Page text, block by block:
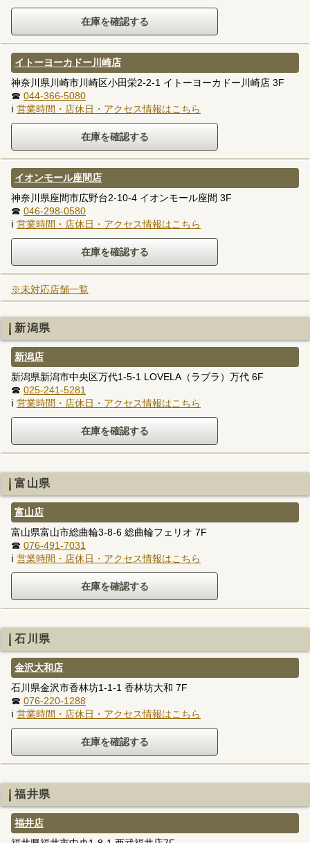
イトーヨーカドー川崎店
神奈川県川崎市川崎区小田栄2-2-1 イトーヨーカドー川崎店 3F
☎ 044-366-5080
ℹ 営業時間・店休日・アクセス情報はこちら
イオンモール座間店
神奈川県座間市広野台2-10-4 イオンモール座間 3F
☎ 046-298-0580
ℹ 営業時間・店休日・アクセス情報はこちら
※未対応店舗一覧
新潟県
新潟店
新潟県新潟市中央区万代1-5-1 LOVELA（ラブラ）万代 6F
☎ 025-241-5281
ℹ 営業時間・店休日・アクセス情報はこちら
富山県
富山店
富山県富山市総曲輪3-8-6 総曲輪フェリオ 7F
☎ 076-491-7031
ℹ 営業時間・店休日・アクセス情報はこちら
石川県
金沢大和店
石川県金沢市香林坊1-1-1 香林坊大和 7F
☎ 076-220-1288
ℹ 営業時間・店休日・アクセス情報はこちら
福井県
福井店